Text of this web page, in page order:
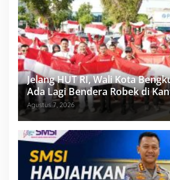
Jelang HUT RI, Wali Kota
Ada Lagi Bendera Robek di
Agustus 7, 2026